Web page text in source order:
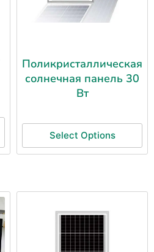
Поликристаллическая
солнечная панель 30
Вт
Select Options